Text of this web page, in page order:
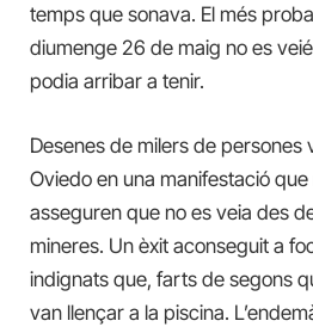
temps que sonava. El més
diumenge 26 de maig no es
podia arribar a tenir.
Desenes de milers de persones
Oviedo en una manifestació
asseguren que no es veia des
mineres. Un èxit aconseguit a
indignats que, farts de segons
van llençar a la piscina.